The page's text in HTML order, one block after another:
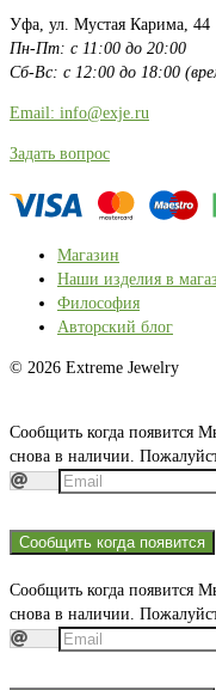
Уфа, ул. Мустая Карима, 44
Пн-Пт: с 11:00 до 20:00
Сб-Вс: с 12:00 до 18:00
Email: info@exje.ru
Задать вопрос
Магазин
Наши изделия в
Философия
Авторский блог
© 2026 Extreme Jewelry
Сообщить когда появится
снова в наличии.
Сообщить когда появится
Сообщить когда появится
снова в наличии.